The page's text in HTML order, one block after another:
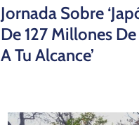
Jornada Sobre
De 127 Millones
A Tu Alcance’